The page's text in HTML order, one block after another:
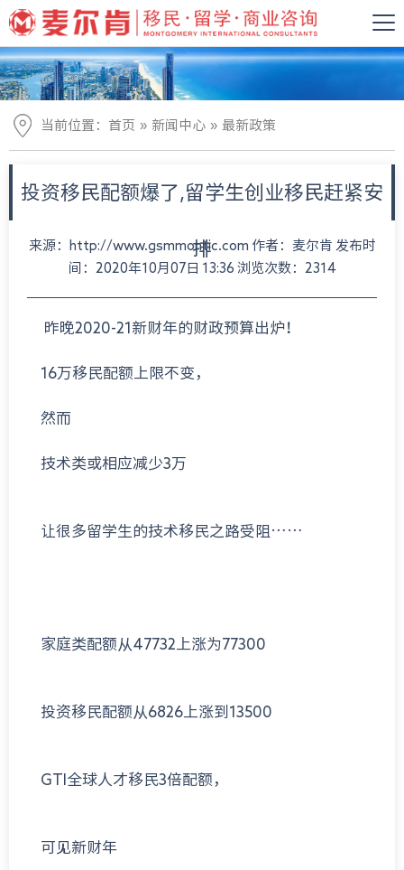
当前位置： 首页 » 新闻中心 » 最新政策
投资移民配额爆了,留学生创业移民赶紧安
排
来源：http://www.gsmmontic.com 作者：麦尔肯 发布时
间：2020年10月07日 13:36 浏览次数：2314
昨晚2020-21新财年的财政预算出炉！
16万移民配额上限不变，
然而
技术类或相应减少3万
让很多留学生的技术移民之路受阻……
家庭类配额从47732上涨为77300
投资移民配额从6826上涨到13500
GTI全球人才移民3倍配额，
可见新财年